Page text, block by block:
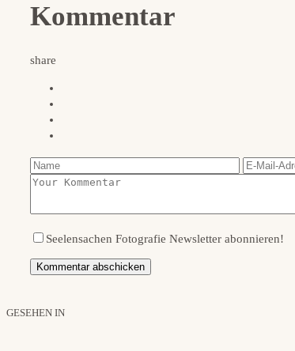
Kommentar
share
Seelensachen Fotografie Newsletter abonnieren!
GESEHEN IN